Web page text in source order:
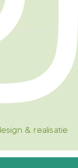
& realisatie